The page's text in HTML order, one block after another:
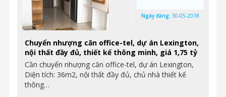
Chuyển nhượng căn office-tel, dự án Lexington,
nội thất đầy đủ, thiết kế thông minh, giá 1,75 tỷ
Cần chuyển nhượng căn office-tel, dự án Lexington,
Diện tích: 36m2, nội thất đầy đủ, chủ nhà thiết kế
thông…
Ngày đăng: 30-05-2018